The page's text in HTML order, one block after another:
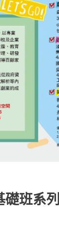
礎班系